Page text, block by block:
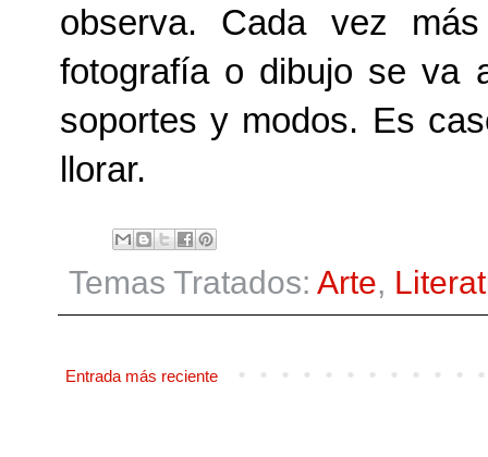
observa. Cada vez
fotografía o dibujo se va
soportes y modos. Es
llorar.
Temas Tratados: Arte,
Entrada más reciente